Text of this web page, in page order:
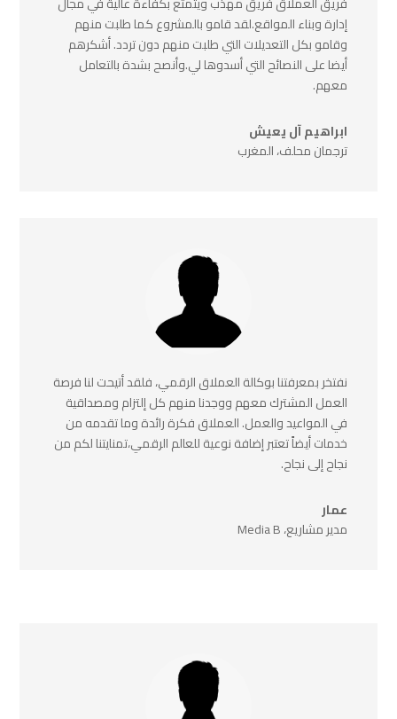
إدارة وبناء المواقع.لقد قامو بالمشروع كما طلبت منهم
وقامو بكل التعديلات التي طلبت منهم دون تردد. أشكرهم
أيضا على النصائح التي أسدوها لي.وأنصح بشدة بالتعامل
معهم.
ابراهيم آل يعيش
ترجمان محلف، المغرب
نفتخر بمعرفتنا بوكالة العملاق الرقمي، فلقد أتيحت لنا فرصة
العمل المشترك معهم ووجدنا منهم كل إلتزام ومصداقية
في المواعيد والعمل. العملاق فكرة رائدة وما تقدمه من
خدمات أيضاً تعتبر إضافة نوعية للعالم الرقمي،تمنايتنا لكم من
نجاح إلى نجاح.
عمار
مدير مشاريع، Media B